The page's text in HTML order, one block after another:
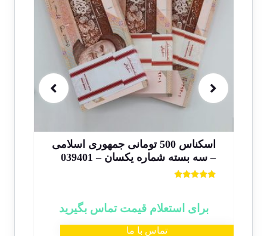
اسکناس 500 تومانی جمهوری اسلامی
– سه بسته شماره یکسان – 039401
برای استعلام قیمت تماس بگیرید
تماس با ما